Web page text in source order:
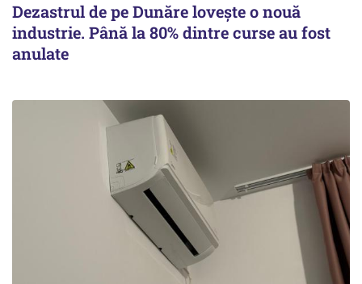
Dezastrul de pe Dunăre lovește o nouă
industrie. Până la 80% dintre curse au fost
anulate